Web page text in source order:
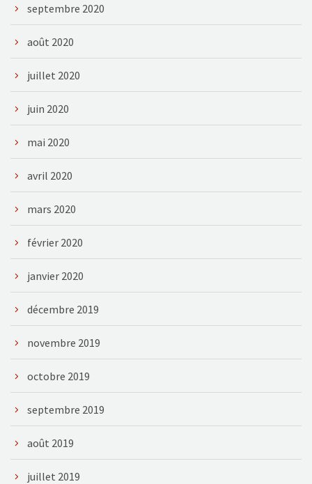
septembre 2020
août 2020
juillet 2020
juin 2020
mai 2020
avril 2020
mars 2020
février 2020
janvier 2020
décembre 2019
novembre 2019
octobre 2019
septembre 2019
août 2019
juillet 2019